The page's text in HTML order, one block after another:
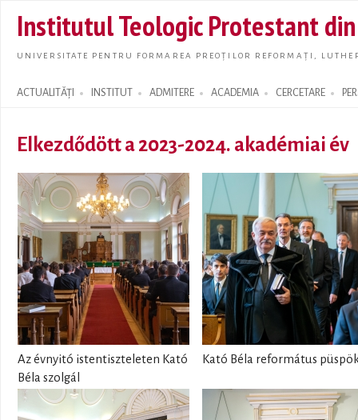
main
Institutul Teologic Protestant
UNIVERSITATE PENTRU FORMAREA PREOȚILOR REFORMAȚI,
ACTUALITĂȚI INSTITUT ADMITERE ACADEMIA CERCETARE
Search form
Elkezdődött a 2023-2024. akadémiai év
Az évnyitó istentiszteleten Kató
Béla szolgál
Kató Béla református